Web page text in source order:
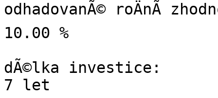
odhadovanÃ© roÄnÃ­
10.00 %
dÃ©lka investice:
7 let